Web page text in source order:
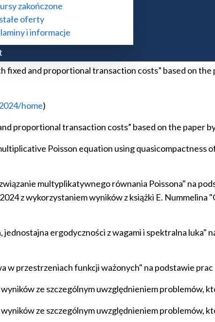
zakończone
oferty
i informacje
Markov processes (based on the paper Z. Zheng, X.
fixed and proportional transaction costs” based on the
home)
proportional transaction costs” based on the paper
Poisson equation using quasicompactness
multyplikatywnego równania Poissona" na
z wykorzystaniem wyników z książki E.
ergodyczności z wagami i spektralna luka"
w przestrzeniach funkcji ważonych" na podstawie prac
ze szczególnym uwzględnieniem problemów,
ze szczególnym uwzględnieniem problemów,